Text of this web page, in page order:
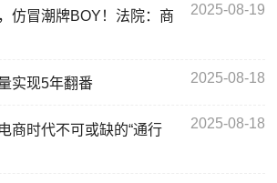
仿冒潮牌BOY！法院：商
2025-08-19
实现5年翻番 2025-08-18
商时代不可或缺的“通行
2025-08-18